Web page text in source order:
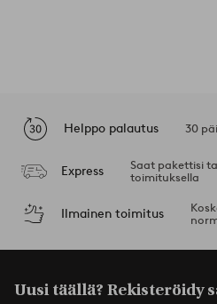
Helppo palautus 30
Express
Saat pakettisi
toimituksella
Ilmainen toimitus
Uusi täällä? Rekisteröidy